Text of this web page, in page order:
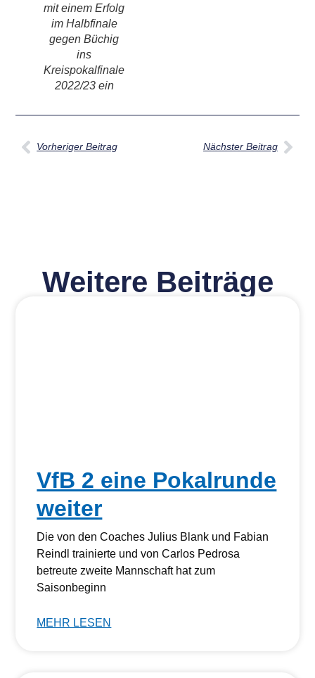
mit einem Erfolg
im Halbfinale
gegen Büchig
ins
Kreispokalfinale
2022/23 ein
Vorheriger Beitrag Nächster Beitrag
Weitere Beiträge
VfB 2 eine Pokalrunde
weiter
Die von den Coaches Julius Blank und Fabian
Reindl trainierte und von Carlos Pedrosa
betreute zweite Mannschaft hat zum
Saisonbeginn
MEHR LESEN